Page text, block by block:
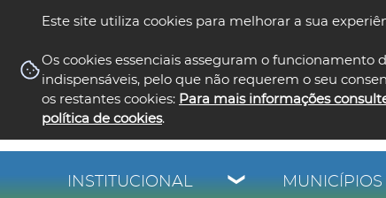
Este site utiliza cookies para melhorar a sua
Os cookies essenciais asseguram o funcionamento
indispensáveis, pelo que não requerem o seu
os restantes cookies: Para mais informações
política de cookies.
INSTITUCIONAL MUNICÍPIOS